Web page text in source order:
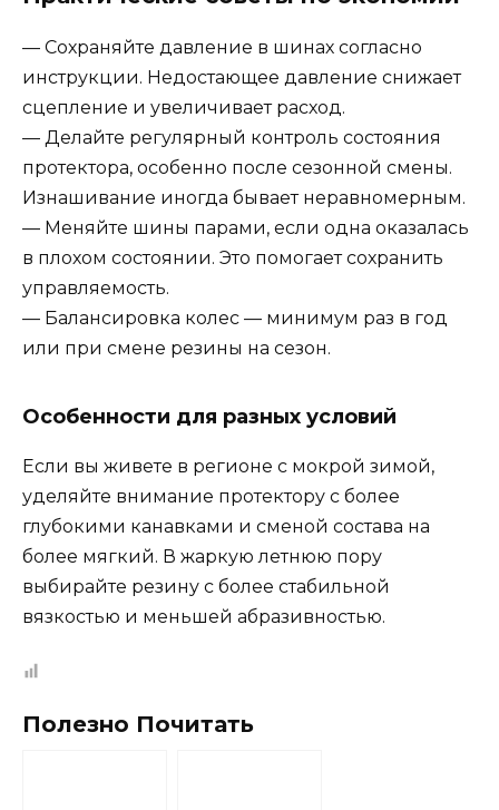
— Сохраняйте давление в шинах согласно
инструкции. Недостающее давление снижает
сцепление и увеличивает расход.
— Делайте регулярный контроль состояния
протектора, особенно после сезонной смены.
Изнашивание иногда бывает неравномерным.
— Меняйте шины парами, если одна оказалась
в плохом состоянии. Это помогает сохранить
управляемость.
— Балансировка колес — минимум раз в год
или при смене резины на сезон.
Особенности для разных условий
Если вы живете в регионе с мокрой зимой,
уделяйте внимание протектору с более
глубокими канавками и сменой состава на
более мягкий. В жаркую летнюю пору
выбирайте резину с более стабильной
вязкостью и меньшей абразивностью.
Полезно Почитать